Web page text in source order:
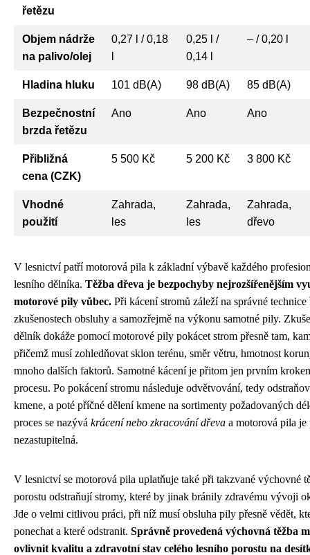
řetězu
Objem nádrže
na palivo/olej
0,27 l / 0,18
0,25 l /
0,14 l
– / 0,20 l
Hladina hluku 101 dB(A) 98 dB(A) 85 dB(A)
Bezpečnostní
brzda řetězu
Ano Ano Ano
Přibližná
cena (CZK)
5 500 Kč 5 200 Kč 3 800 Kč
Vhodné
použití
Zahrada,
les
Zahrada,
les
Zahrada,
dřevo
V lesnictví patří motorová pila k základní výbavě každého
lesního dělníka. Těžba dřeva je bezpochyby nejrozšířenějším
motorové pily vůbec. Při kácení stromů záleží na správné technice
zkušenostech obsluhy a samozřejmě na výkonu samotné pily.
dělník dokáže pomocí motorové pily pokácet strom přesně tam,
přičemž musí zohledňovat sklon terénu, směr větru, hmotnost
mnoho dalších faktorů. Samotné kácení je přitom jen prvním
procesu. Po pokácení stromu následuje odvětvování, tedy
kmene, a poté příčné dělení kmene na sortimenty požadovaných
proces se nazývá krácení nebo zkracování dřeva a motorová pila je
nezastupitelná.
V lesnictví se motorová pila uplatňuje také při takzvané výchovné
porostu odstraňují stromy, které by jinak bránily zdravému vývoji
Jde o velmi citlivou práci, při níž musí obsluha pily přesně vědět,
ponechat a které odstranit. Správně provedená výchovná těžba
ovlivnit kvalitu a zdravotní stav celého lesního porostu na